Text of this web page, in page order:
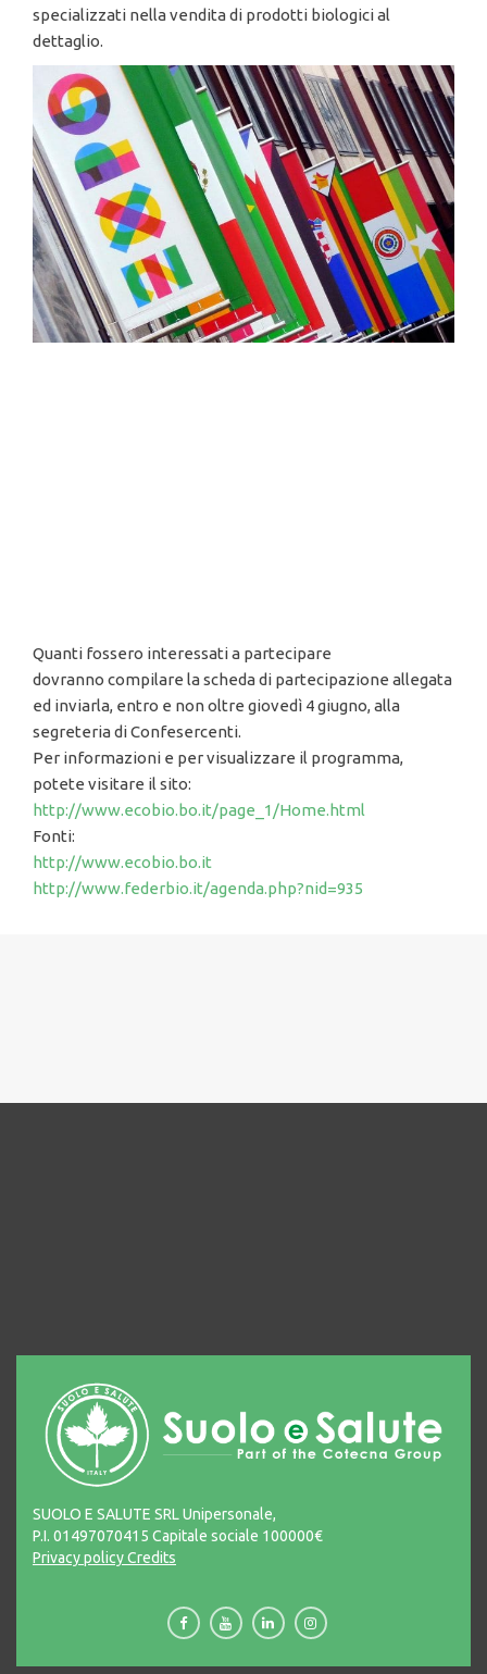
specializzati nella vendita di prodotti biologici al
dettaglio.
Quanti fossero interessati a partecipare
dovranno compilare la scheda di partecipazione allegata
ed inviarla, entro e non oltre giovedì 4 giugno, alla
segreteria di Confesercenti.
Per informazioni e per visualizzare il programma,
potete visitare il sito:
http://www.ecobio.bo.it/page_1/Home.html
Fonti:
http://www.ecobio.bo.it
http://www.federbio.it/agenda.php?nid=935
SUOLO E SALUTE SRL Unipersonale,
P.I. 01497070415 Capitale sociale 100000€
Privacy policyCredits